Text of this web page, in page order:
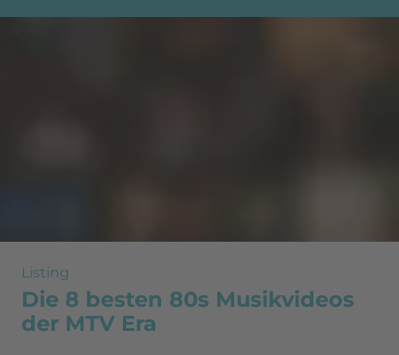
Listing
Die 8 besten 80s Musikvideos
der MTV Era